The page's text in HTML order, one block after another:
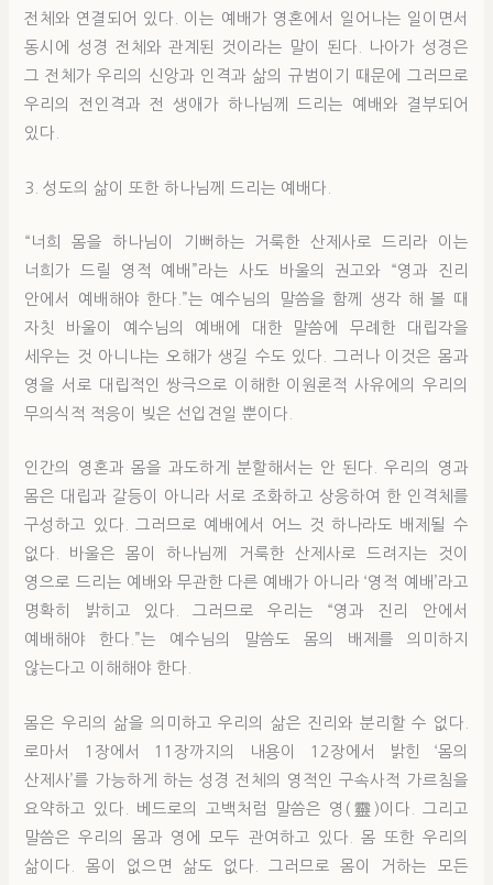
전체와 연결되어 있다. 이는 예배가 영혼에서 일어나는 일이면서
동시에 성경 전체와 관계된 것이라는 말이 된다. 나아가 성경은
그 전체가 우리의 신앙과 인격과 삶의 규범이기 때문에 그러므로
우리의 전인격과 전 생애가 하나님께 드리는 예배와 결부되어
있다.
3. 성도의 삶이 또한 하나님께 드리는 예배다.
“너희 몸을 하나님이 기뻐하는 거룩한 산제사로 드리라 이는
너희가 드릴 영적 예배”라는 사도 바울의 권고와 “영과 진리
안에서 예배해야 한다.”는 예수님의 말씀을 함께 생각 해 볼 때
자칫 바울이 예수님의 예배에 대한 말씀에 무례한 대립각을
세우는 것 아니냐는 오해가 생길 수도 있다. 그러나 이것은 몸과
영을 서로 대립적인 쌍극으로 이해한 이원론적 사유에의 우리의
무의식적 적응이 빚은 선입견일 뿐이다.
인간의 영혼과 몸을 과도하게 분할해서는 안 된다. 우리의 영과
몸은 대립과 갈등이 아니라 서로 조화하고 상응하여 한 인격체를
구성하고 있다. 그러므로 예배에서 어느 것 하나라도 배제될 수
없다. 바울은 몸이 하나님께 거룩한 산제사로 드려지는 것이
영으로 드리는 예배와 무관한 다른 예배가 아니라 ‘영적 예배’라고
명확히 밝히고 있다. 그러므로 우리는 “영과 진리 안에서
예배해야 한다.”는 예수님의 말씀도 몸의 배제를 의미하지
않는다고 이해해야 한다.
몸은 우리의 삶을 의미하고 우리의 삶은 진리와 분리할 수 없다.
로마서 1장에서 11장까지의 내용이 12장에서 밝힌 ‘몸의
산제사’를 가능하게 하는 성경 전체의 영적인 구속사적 가르침을
요약하고 있다. 베드로의 고백처럼 말씀은 영(靈)이다. 그리고
말씀은 우리의 몸과 영에 모두 관여하고 있다. 몸 또한 우리의
삶이다. 몸이 없으면 삶도 없다. 그러므로 몸이 거하는 모든